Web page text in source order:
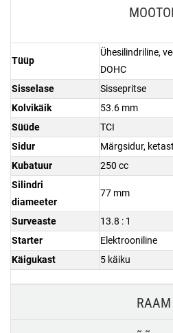
Tüüp
Ühesilindriline,
DOHC
Sisselase
Sissepritse
Kolvikäik
53.6 mm
Süüde
TCI
Sidur
Märgsidur,
Kubatuur
250 cc
Silindri
diameeter
77 mm
Surveaste
13.8 : 1
Starter
Elektrooniline
Käigukast
5 käiku
RAAM